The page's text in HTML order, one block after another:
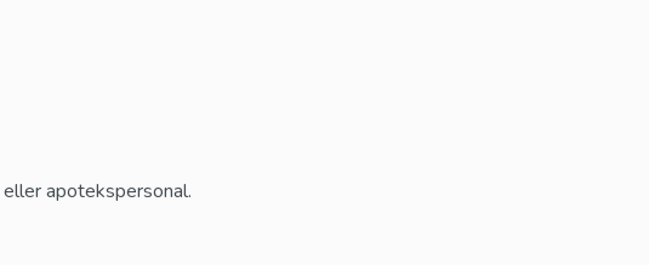
apotekspersonal.